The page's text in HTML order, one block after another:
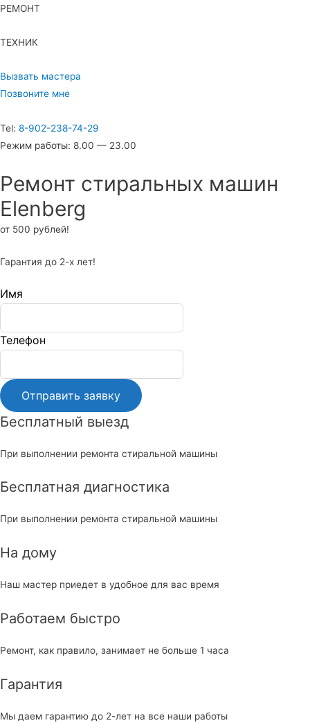
РЕМОНТ
ТЕХНИК
Вызвать мастера
Позвоните мне
Tel: 8-902-238-74-29
Режим работы: 8.00 — 23.00
Ремонт стиральных машин
Elenberg
от 500 рублей!
Гарантия до 2-х лет!
Leave
field
blank
Имя
Телефон
Бесплатный выезд
При выполнении ремонта стиральной машины
Бесплатная диагностика
При выполнении ремонта стиральной машины
На дому
Наш мастер приедет в удобное для вас время
Работаем быстро
Ремонт, как правило, занимает не больше 1 часа
Гарантия
Мы даем гарантию до 2-лет на все наши работы